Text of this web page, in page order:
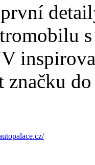
s
značku